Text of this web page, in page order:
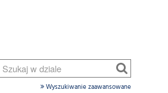
Wyszukiwanie zaawansowane